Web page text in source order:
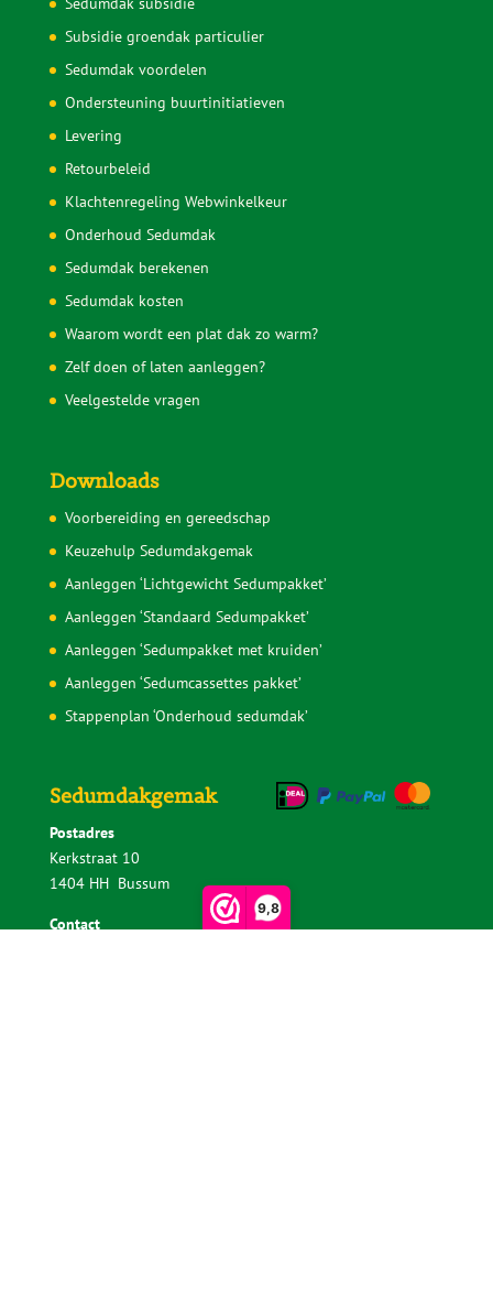
9,8
Subsidie groendak particulier
Sedumdak voordelen
Ondersteuning buurtinitiatieven
Levering
Retourbeleid
Klachtenregeling Webwinkelkeur
Onderhoud Sedumdak
Sedumdak berekenen
Sedumdak kosten
Waarom wordt een plat dak zo warm?
Zelf doen of laten aanleggen?
Veelgestelde vragen
Downloads
Voorbereiding en gereedschap
Keuzehulp Sedumdakgemak
Aanleggen ‘Lichtgewicht Sedumpakket’
Aanleggen ‘Standaard Sedumpakket’
Aanleggen ‘Sedumpakket met kruiden’
Aanleggen ‘Sedumcassettes pakket’
Stappenplan ‘Onderhoud sedumdak’
Sedumdakgemak
Postadres
Kerkstraat 10
1404 HH Bussum
Contact